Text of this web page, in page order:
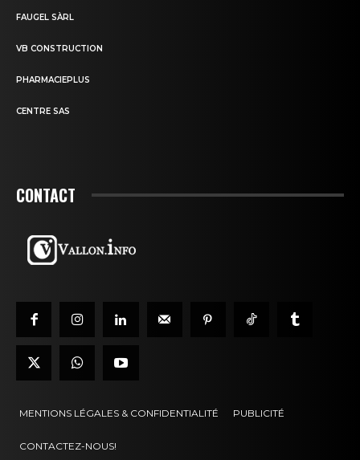
FAUGEL SÀRL
VB CONSTRUCTION
PHARMACIEPLUS
CENTRE SAS
CONTACT
MENTIONS LÉGALES & CONFIDENTIALITÉ PUBLICITÉ
CONTACTEZ-NOUS!